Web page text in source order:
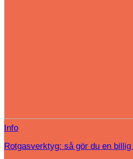
Info
Rotgasverktyg: så gör du en